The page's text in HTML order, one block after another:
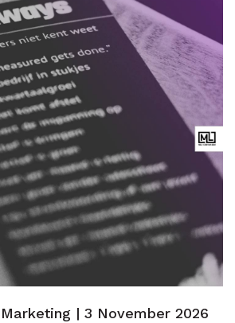
| 3 November 2026